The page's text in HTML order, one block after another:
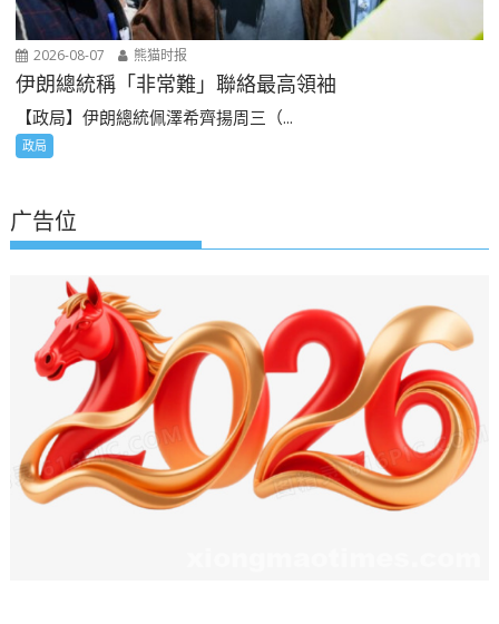
2026-08-07 熊猫时报
伊朗總統稱「非常難」聯絡最高領袖
【政局】伊朗總統佩澤希齊揚周三（...
政局
广告位